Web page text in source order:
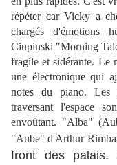
répéter car Vicky a
chargés d'émotions
Ciupinski "Morning
fragile et sidérante. Le
une électronique qui
notes du piano. Les
traversant l'espace
envoûtant. "Alba"
"Aube" d'Arthur
front des palais.